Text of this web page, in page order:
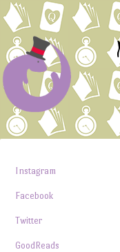
Instagram
Facebook
Twitter
GoodReads